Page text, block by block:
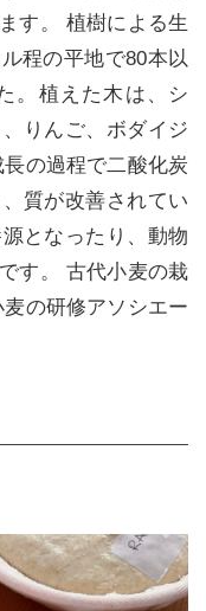
す。 植樹による生
程の平地で80本以
。植えた木は、シ
りんご、ボダイジ
の過程で二酸化炭
質が改善されてい
となったり、動物
す。 古代小麦の栽
の研修アソシエー